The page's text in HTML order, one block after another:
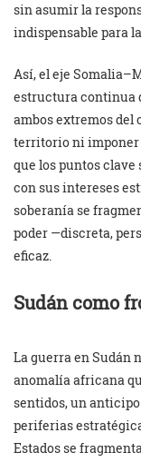
sin asumir la
indispensable para
Así, el eje
estructura continua
ambos extremos del
territorio ni imponer
que los puntos
con sus intereses
soberanía se
poder —discreta,
eficaz.
Sudán como
La guerra en Sudán
anomalía africana
sentidos, un
periferias
Estados se